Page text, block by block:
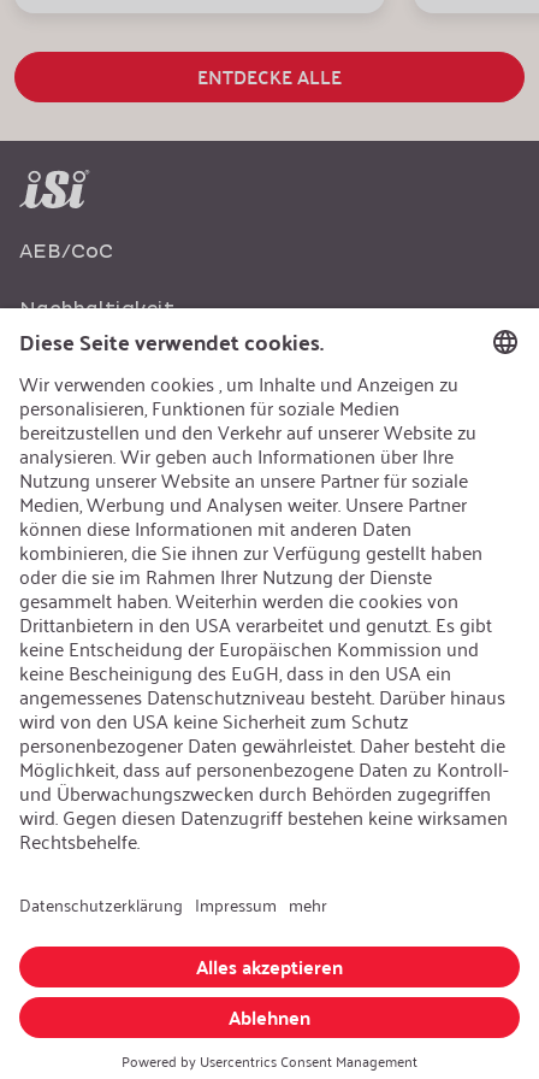
ENTDECKE ALLE
AEB/CoC
Nachhaltigkeit
Recycling
Nachhaltigkeit
Karriere
Offene Jobs
Kontakt
iSi Group
Produktkatalog
Garantieerweiterung
Unternehmenspolitik
Hinweisgebersystem
Code of Conduct
Sprache ändern: Deutsch
AGB Datenschutzerklärung | Impressum
© iSi GmbH. Alle Rechte vorbehalten.